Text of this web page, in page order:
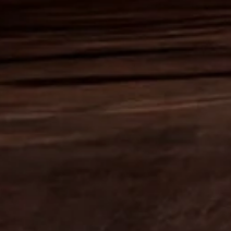
stor belastning
især når
eller ind i
og efterlade
i hverdagen.